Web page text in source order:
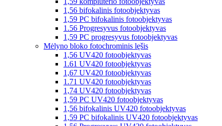
1,56 bifokalinis fotoobjektyvas
1,59 PC bifokalinis fotoobjektyvas
1.56 Progresyvus fotoobjektyvas
1,59 PC progresyvus fotoobjektyvas
Mėlyno bloko fotochrominis lęšis
1,56 UV420 fotoobjektyvas
1.61 UV420 fotoobjektyvas
1,67 UV420 fotoobjektyvas
1.71 UV420 fotoobjektyvas
1,74 UV420 fotoobjektyvas
1,59 PC UV420 fotoobjektyvas
1,56 bifokalinis UV420 fotoobjektyvas
1,59 PC bifokalinis UV420 fotoobjektyvas